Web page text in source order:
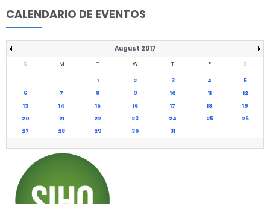
CALENDARIO DE EVENTOS
August 2017
S M T W T F S
1 2 3 4
5
6
7 8 9 10 11
12
13
14 15 16 17 18
19
20
21 22 23 24 25
26
27
28 29 30 31